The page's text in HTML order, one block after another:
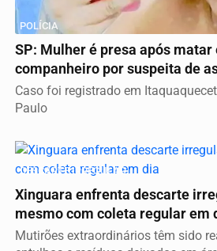
POLÍCIA
SP: Mulher é presa após matar
companheiro por suspeita de
Caso foi registrado em
Paulo
DESCARTE IRREGULAR
Xinguara enfrenta descarte
mesmo com coleta regular em
Mutirões extraordinários têm sido